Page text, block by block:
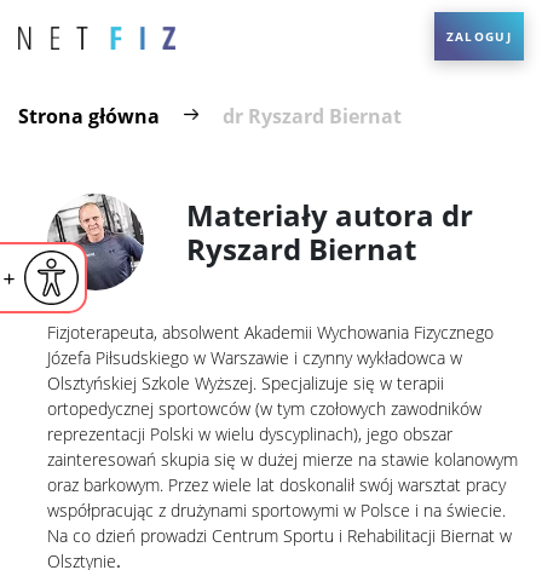
czcionkę
czcionka
Powiększ czcionkę
ZALOGUJ
Strona główna dr Ryszard Biernat
Materiały autora dr
Ryszard Biernat
Fizjoterapeuta, absolwent Akademii Wychowania Fizycznego
Józefa Piłsudskiego w Warszawie i czynny wykładowca w
Olsztyńskiej Szkole Wyższej. Specjalizuje się w terapii
ortopedycznej sportowców (w tym czołowych zawodników
reprezentacji Polski w wielu dyscyplinach), jego obszar
zainteresowań skupia się w dużej mierze na stawie kolanowym
oraz barkowym. Przez wiele lat doskonalił swój warsztat pracy
współpracując z drużynami sportowymi w Polsce i na świecie.
Na co dzień prowadzi Centrum Sportu i Rehabilitacji Biernat w
Olsztynie.